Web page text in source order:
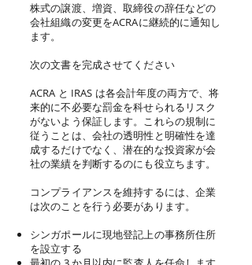
株式の譲渡、増資、取締役の辞任などの
会社組織の変更をACRAに継続的に通知し
ます。
次の文書を完成させてください
ACRA と IRAS は各会計年度の両方で、将
来的に不必要な罰金を科せられるリスク
がないよう保証します。これらの規制に
従うことは、会社の透明性と明確性を達
成するだけでなく、潜在的な投資家が会
社の業績を判断するのにも役立ちます。
コンプライアンスを維持するには、企業
は次のことを行う必要があります。
シンガポールに現地登記上の事務所住所
を設立する